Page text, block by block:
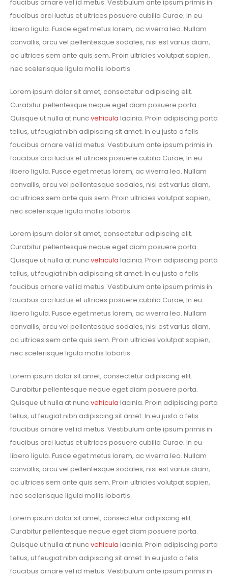
faucibus ornare vel id metus. Vestibulum ante ipsum primis in
faucibus orci luctus et ultrices posuere cubilia Curae; In eu
libero ligula. Fusce eget metus lorem, ac viverra leo. Nullam
convallis, arcu vel pellentesque sodales, nisi est varius diam,
ac ultrices sem ante quis sem. Proin ultricies volutpat sapien,
nec scelerisque ligula mollis lobortis.
Lorem ipsum dolor sit amet, consectetur adipiscing elit.
Curabitur pellentesque neque eget diam posuere porta.
Quisque ut nulla at nuncvehicula lacinia. Proin adipiscing porta
tellus, ut feugiat nibh adipiscing sit amet. In eu justo a felis
faucibus ornare vel id metus. Vestibulum ante ipsum primis in
faucibus orci luctus et ultrices posuere cubilia Curae; In eu
libero ligula. Fusce eget metus lorem, ac viverra leo. Nullam
convallis, arcu vel pellentesque sodales, nisi est varius diam,
ac ultrices sem ante quis sem. Proin ultricies volutpat sapien,
nec scelerisque ligula mollis lobortis.
Lorem ipsum dolor sit amet, consectetur adipiscing elit.
Curabitur pellentesque neque eget diam posuere porta.
Quisque ut nulla at nuncvehicula lacinia. Proin adipiscing porta
tellus, ut feugiat nibh adipiscing sit amet. In eu justo a felis
faucibus ornare vel id metus. Vestibulum ante ipsum primis in
faucibus orci luctus et ultrices posuere cubilia Curae; In eu
libero ligula. Fusce eget metus lorem, ac viverra leo. Nullam
convallis, arcu vel pellentesque sodales, nisi est varius diam,
ac ultrices sem ante quis sem. Proin ultricies volutpat sapien,
nec scelerisque ligula mollis lobortis.
Lorem ipsum dolor sit amet, consectetur adipiscing elit.
Curabitur pellentesque neque eget diam posuere porta.
Quisque ut nulla at nuncvehicula lacinia. Proin adipiscing porta
tellus, ut feugiat nibh adipiscing sit amet. In eu justo a felis
faucibus ornare vel id metus. Vestibulum ante ipsum primis in
faucibus orci luctus et ultrices posuere cubilia Curae; In eu
libero ligula. Fusce eget metus lorem, ac viverra leo. Nullam
convallis, arcu vel pellentesque sodales, nisi est varius diam,
ac ultrices sem ante quis sem. Proin ultricies volutpat sapien,
nec scelerisque ligula mollis lobortis.
Lorem ipsum dolor sit amet, consectetur adipiscing elit.
Curabitur pellentesque neque eget diam posuere porta.
Quisque ut nulla at nuncvehicula lacinia. Proin adipiscing porta
tellus, ut feugiat nibh adipiscing sit amet. In eu justo a felis
faucibus ornare vel id metus. Vestibulum ante ipsum primis in